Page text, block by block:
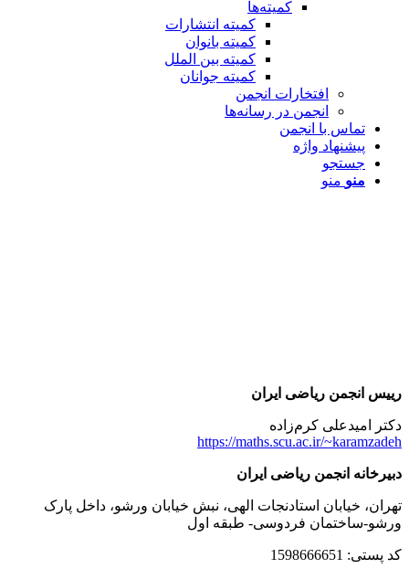
کمیته‌ها
کمیته انتشارات
کمیته بانوان
کمیته بین الملل
کمیته جوانان
افتخارات انجمن
انجمن در رسانه‌ها
تماس با انجمن
پیشنهاد واژه
جستجو
منو منو
رییس انجمن ریاضی ایران
دکتر امید‌علی کرم‌زاده
https://maths.scu.ac.ir/~karamzadeh
دبیرخانه انجمن ریاضی ایران
تهران، خیابان استادنجات الهی، نبش خیابان ورشو، داخل پارک
ورشو-ساختمان فردوسی- طبقه اول
کد پستی: 1598666651